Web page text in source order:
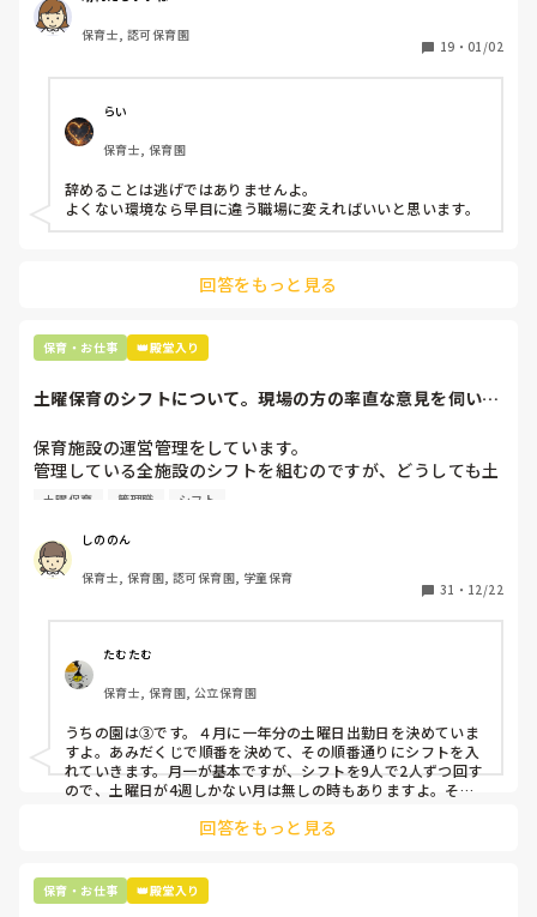
どです。
保護者子どもの愚痴悪口が多く、
今で言う不適切保育も
仕方ないよね
もう何も言わずに
子どもの言いなりになればいいんだね
などいう意見で…
上の先生に相談することは難しそうです。
最後の職場にしようと思っていましたが
辞めることは逃げ、と、過去辞めた人も何年も言われ続けて
います
保育士, 認可保育園
19 ・ 01/02
らい
保育士, 保育園
辞めることは逃げではありませんよ。
よくない環境なら早目に違う職場に変えればいいと思います。
回答をもっと見る
保育・お仕事 👑殿堂入り
土曜保育のシフトについて。現場の方の率直な意見を伺いた
保育施設の運営管理をしています。
管理している全施設のシフトを組むのですが、どうしても土
曜保育だけは入れる方が少なく、いつも苦労しています。
て入職しているはずですが、いざ勤務が始まると一日も土曜
出勤が出来ない方ばかりです。
①土曜日の希望休は2日まで、と制限をかける
②毎月、必ず土曜保育に入ることのできる日を1日だけピッ
クアップしてもらう
③仮シフトが出た時、土曜出勤が難しければ自身で代わりの
人を交渉して見つけてもらう
上記のいずれかの対策を取り入れることを考えています。
土曜保育 管理職 シフト
しののん
保育士, 保育園, 認可保育園, 学童保育
31 ・ 12/22
たむたむ
保育士, 保育園, 公立保育園
うちの園は③です。４月に一年分の土曜日出勤日を決めていま
すよ。あみだくじで順番を決めて、その順番通りにシフトを入
れていきます。月一が基本ですが、シフトを9人で2人ずつ回す
ので、土曜日が4週しかない月は無しの時もありますよ。その
て貰い、主任に報告してます。
回答をもっと見る
保育・お仕事 👑殿堂入り